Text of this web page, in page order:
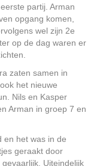
partij. Arman
opgang komen,
wel zijn 2e
op de dag waren er
zaten samen in
het nieuwe
Nils en Kasper
Arman in groep 7 en
en het was in de
geraakt door
Uiteindelijk